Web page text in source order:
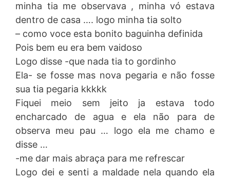
minha tia me observava , minha vó estava
dentro de casa …. logo minha tia solto
– como voce esta bonito baguinha definida
Pois bem eu era bem vaidoso
Logo disse -que nada tia to gordinho
Ela- se fosse mas nova pegaria e não fosse
sua tia pegaria kkkkk
Fiquei meio sem jeito ja estava todo
encharcado de agua e ela não para de
observa meu pau … logo ela me chamo e
disse …
-me dar mais abraça para me refrescar
Logo dei e senti a maldade nela quando ela